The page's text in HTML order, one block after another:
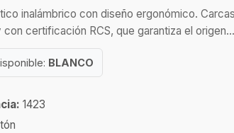
inalámbrico con diseño ergonómico.
con certificación RCS, que garantiza el origen...
BLANCO
1423